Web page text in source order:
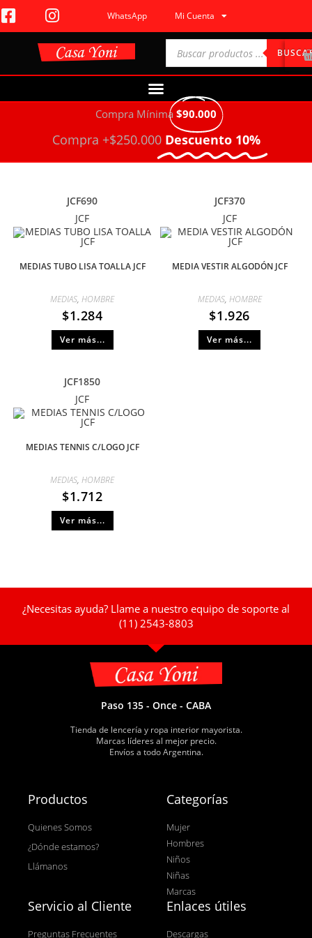
WhatsApp Mi Cuenta
Compra Mínima $90.000
Compra +$250.000 Descuento 10%
JCF690
JCF
MEDIAS TUBO LISA TOALLA JCF
MEDIAS,HOMBRE
$1.284
Ver más...
JCF370
JCF
MEDIA VESTIR ALGODÓN JCF
MEDIAS, HOMBRE
$1.926
Ver más...
JCF1850
JCF
MEDIAS TENNIS C/LOGO JCF
MEDIAS,HOMBRE
$1.712
Ver más...
¿Necesitas ayuda? Llame a nuestro equipo de soporte al
(11) 2543-8803
Paso 135 - Once - CABA
Tienda de lencería y ropa interior mayorista.
Marcas líderes al mejor precio.
Envíos a todo Argentina.
Productos
Quienes Somos
¿Dónde estamos?
Llámanos
Categorías
Mujer
Hombres
Niños
Niñas
Marcas
Servicio al Cliente
Preguntas Frecuentes
Enlaces útiles
Descargas